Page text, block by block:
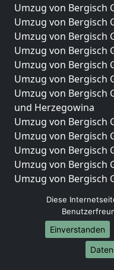
Umzug von Bergisch
Umzug von Bergisch
Umzug von Bergisch
Umzug von Bergisch
Umzug von Bergisch
Umzug von Bergisch
Umzug von Bergisch
und Herzegowina
Umzug von Bergisch
Umzug von Bergisch
Umzug von Bergisch
Umzug von Bergisch
Umzug von Bergisch
Umzug von Bergisch
Umzug von Bergisch
Umzug von
Umzug von Bergisch
Diese
Einverstanden